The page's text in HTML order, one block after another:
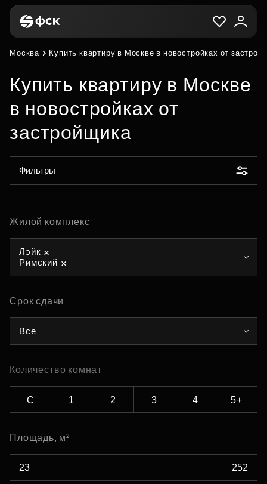
Москва Купить квартиру в Москве в новостройках от
Купить квартиру в Москве
в новостройках от
застройщика
Фильтры
Жилой комплекс
Лэйк
Римский
Срок сдачи
Все
Количество комнат
С 1 2 3 4 5+
Площадь, м²